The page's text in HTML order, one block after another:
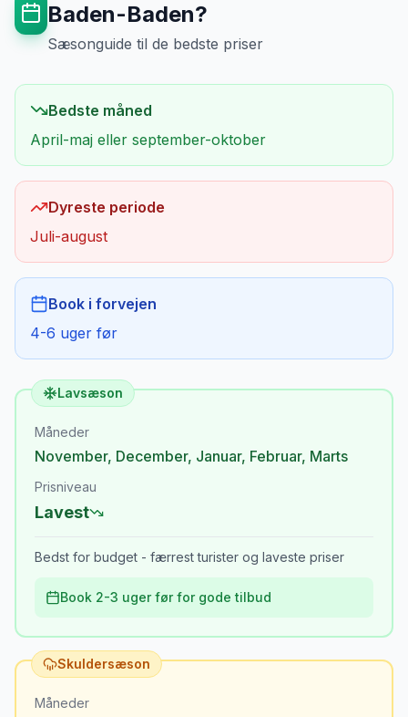
Baden-Baden?
Sæsonguide til de bedste priser
Bedste måned
April-maj eller september-oktober
Dyreste periode
Juli-august
Book i forvejen
4-6 uger før
Lavsæson
Måneder
November, December, Januar, Februar, Marts
Prisniveau
Lavest
Bedst for budget - færrest turister og laveste priser
Book 2-3 uger før for gode tilbud
Skuldersæson
Måneder